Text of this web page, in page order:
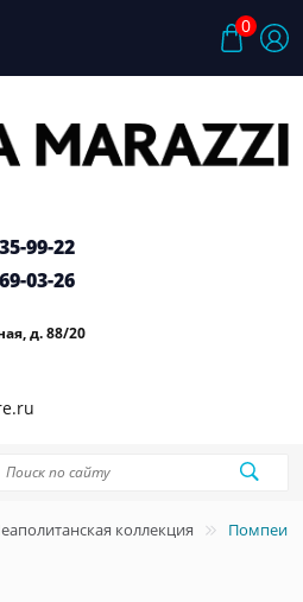
0
д. 88/20
99-22
03-26
коллекция Помпеи